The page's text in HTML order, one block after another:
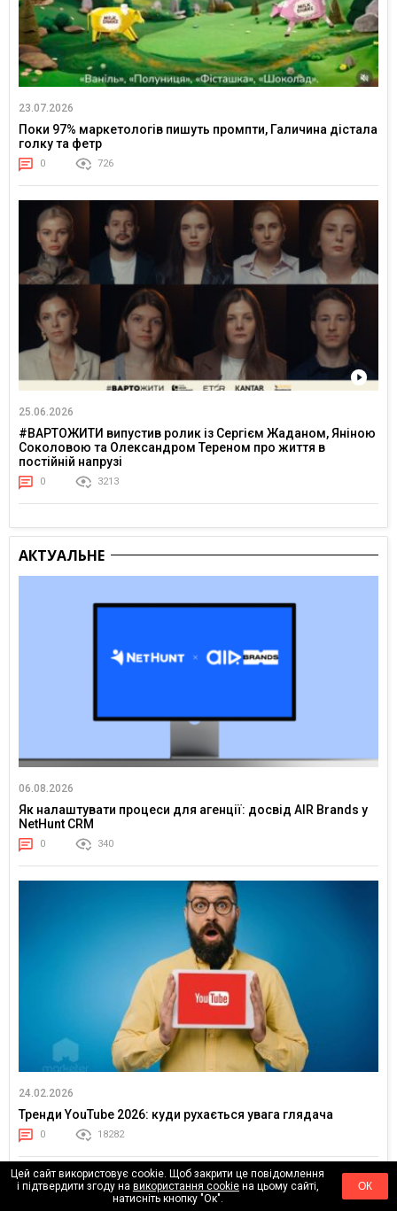
23.07.2026
Поки 97% маркетологів пишуть промпти, Галичина дістала
голку та фетр
0 726
25.06.2026
#ВАРТОЖИТИ випустив ролик із Сергієм Жаданом, Яніною
Соколовою та Олександром Тереном про життя в
постійній напрузі
0 3213
АКТУАЛЬНЕ
06.08.2026
Як налаштувати процеси для агенції: досвід AIR Brands у
NetHunt CRM
0 340
24.02.2026
Тренди YouTube 2026: куди рухається увага глядача
0 18282
Цей сайт використовує cookie. Щоб закрити це повідомлення
і підтвердити згоду на використання cookieна цьому сайті,
натисніть кнопку "Ок".
ОК